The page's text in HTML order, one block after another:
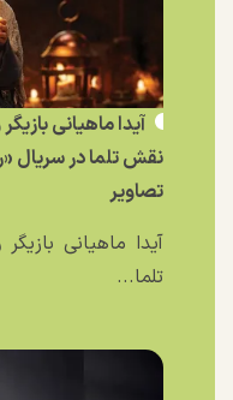
آیدا ماهیانی
نقش تلما در
تصاویر
آیدا ماهیانی
تلما...